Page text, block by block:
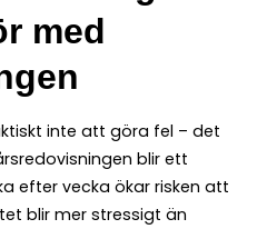
med
inte att göra fel – det
blir ett
efter vecka ökar risken att
blir mer stressigt än